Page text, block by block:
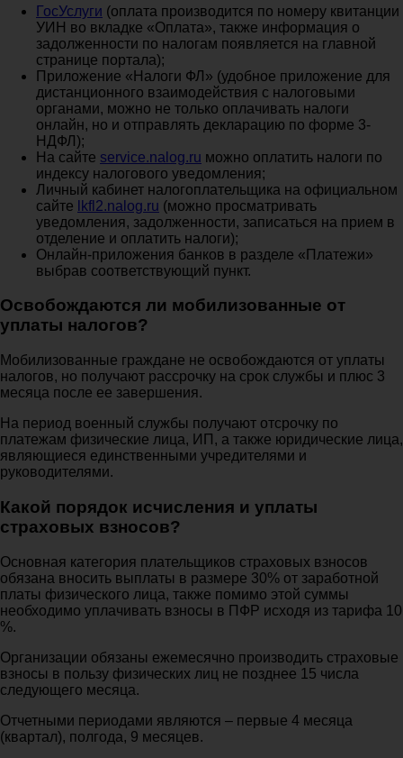
ГосУслуги (оплата производится по номеру квитанции
УИН во вкладке «Оплата», также информация о
задолженности по налогам появляется на главной
странице портала);
Приложение «Налоги ФЛ» (удобное приложение для
дистанционного взаимодействия с налоговыми
органами, можно не только оплачивать налоги
онлайн, но и отправлять декларацию по форме 3-
НДФЛ);
На сайте service.nalog.ru можно оплатить налоги по
индексу налогового уведомления;
Личный кабинет налогоплательщика на официальном
сайте
lkfl2.nalog.ru (можно просматривать
уведомления, задолженности, записаться на прием в
отделение и оплатить налоги);
Онлайн-приложения банков в разделе «Платежи»
выбрав соответствующий пункт.
Освобождаются ли мобилизованные от
уплаты налогов?
Мобилизованные граждане не освобождаются от уплаты
налогов, но получают рассрочку на срок службы и плюс 3
месяца после ее завершения.
На период военный службы получают отсрочку по
платежам физические лица, ИП, а также юридические лица,
являющиеся единственными учредителями и
руководителями.
Какой порядок исчисления и уплаты
страховых взносов?
Основная категория плательщиков страховых взносов
обязана вносить выплаты в размере 30% от заработной
платы физического лица, также помимо этой суммы
необходимо уплачивать взносы в ПФР исходя из тарифа 10
%.
Организации обязаны ежемесячно производить страховые
взносы в пользу физических лиц не позднее 15 числа
следующего месяца.
Отчетными периодами являются – первые 4 месяца
(квартал), полгода, 9 месяцев.